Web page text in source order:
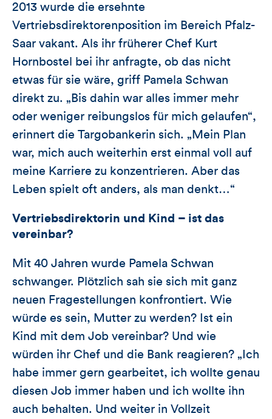
2013 wurde die ersehnte
Vertriebsdirektorenposition im Bereich Pfalz-
Saar vakant. Als ihr früherer Chef Kurt
Hornbostel bei ihr anfragte, ob das nicht
etwas für sie wäre, griff Pamela Schwan
direkt zu. „Bis dahin war alles immer mehr
oder weniger reibungslos für mich gelaufen“,
erinnert die Targobankerin sich. „Mein Plan
war, mich auch weiterhin erst einmal voll auf
meine Karriere zu konzentrieren. Aber das
Leben spielt oft anders, als man denkt…“
Vertriebsdirektorin und Kind – ist das
vereinbar?
Mit 40 Jahren wurde Pamela Schwan
schwanger. Plötzlich sah sie sich mit ganz
neuen Fragestellungen konfrontiert. Wie
würde es sein, Mutter zu werden? Ist ein
Kind mit dem Job vereinbar? Und wie
würden ihr Chef und die Bank reagieren? „Ich
habe immer gern gearbeitet, ich wollte genau
diesen Job immer haben und ich wollte ihn
auch behalten. Und weiter in Vollzeit